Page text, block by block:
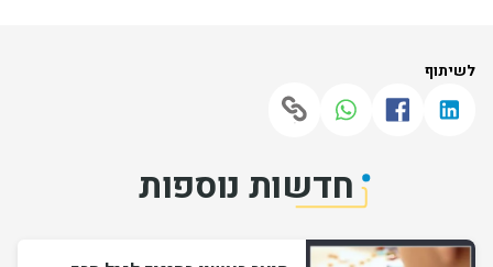
לשיתוף
חדשות נוספות